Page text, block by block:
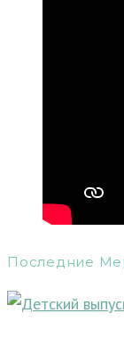
Последние